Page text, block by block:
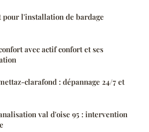
pour l'installation de bardage
avec actif confort et ses
clarafond : dépannage 24/7 et
val d'oise 95 : intervention